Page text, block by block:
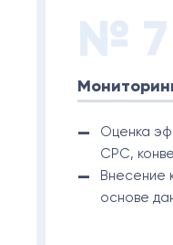
№ 7
Оценка
CPC,
Внесение
основе